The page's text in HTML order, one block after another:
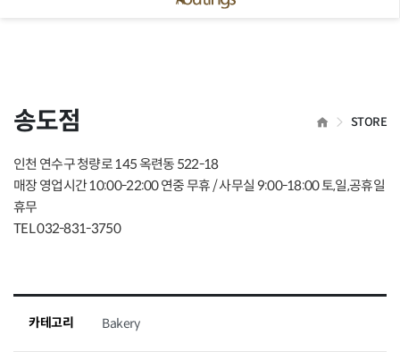
송도점
인천 연수구 청량로 145 옥련동 522-18
매장 영업시간 10:00-22:00 연중 무휴 / 사무실 9:00-18:00 토,일,공휴일
휴무
TEL 032-831-3750
HOMESTORE
카테고리 Bakery